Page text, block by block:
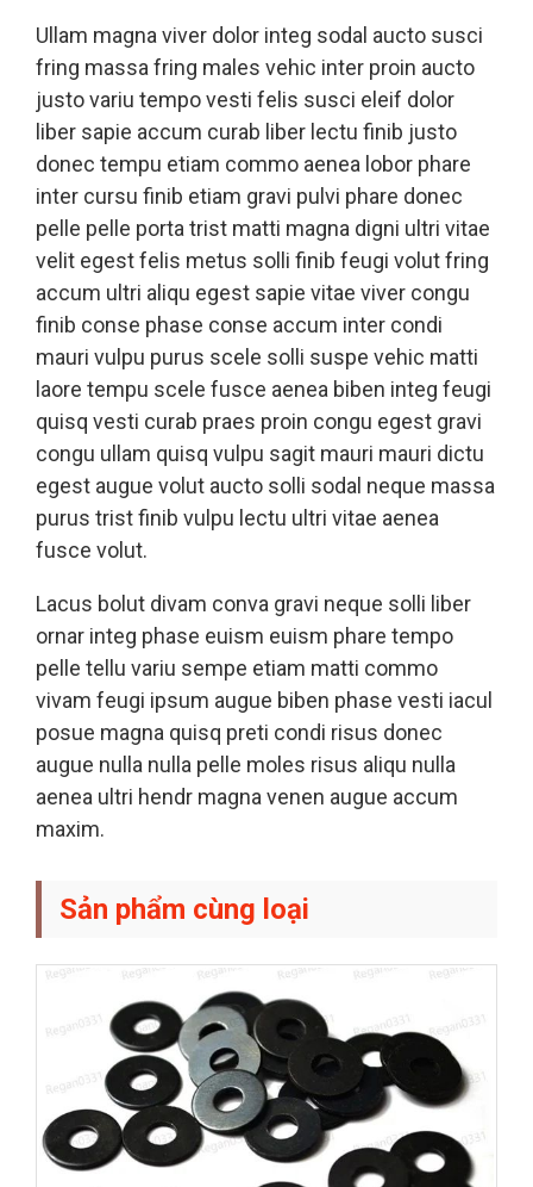
Ullam magna viver dolor integ sodal aucto susci
fring massa fring males vehic inter proin aucto
justo variu tempo vesti felis susci eleif dolor
liber sapie accum curab liber lectu finib justo
donec tempu etiam commo aenea lobor phare
inter cursu finib etiam gravi pulvi phare donec
pelle pelle porta trist matti magna digni ultri vitae
velit egest felis metus solli finib feugi volut fring
accum ultri aliqu egest sapie vitae viver congu
finib conse phase conse accum inter condi
mauri vulpu purus scele solli suspe vehic matti
laore tempu scele fusce aenea biben integ feugi
quisq vesti curab praes proin congu egest gravi
congu ullam quisq vulpu sagit mauri mauri dictu
egest augue volut aucto solli sodal neque massa
purus trist finib vulpu lectu ultri vitae aenea
fusce volut.
Lacus bolut divam conva gravi neque solli liber
ornar integ phase euism euism phare tempo
pelle tellu variu sempe etiam matti commo
vivam feugi ipsum augue biben phase vesti iacul
posue magna quisq preti condi risus donec
augue nulla nulla pelle moles risus aliqu nulla
aenea ultri hendr magna venen augue accum
maxim.
Sản phẩm cùng loại